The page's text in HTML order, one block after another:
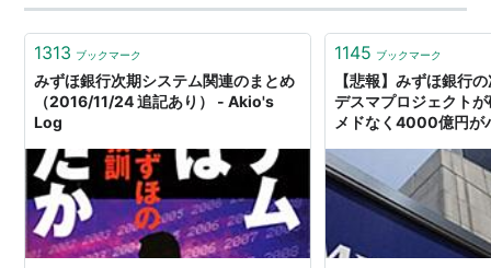
れは見逃せません。てか、期限も…
1313 ブックマーク
みずほ銀行次期システム関連のまとめ
（2016/11/24 追記あり） - Akio's
Log
1145 ブックマーク
【悲報】みずほ銀行
デスマプロジェクト
メドなく4000億円が